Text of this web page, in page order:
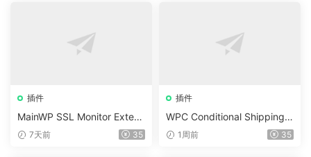
插件
MainWP SSL Monitor Extens
ion v5.2
7天前 35
插件
WPC Conditional Shipping &
Payments (Premium) v1.0.2
1周前 35